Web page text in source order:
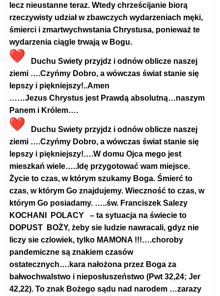
lecz nieustanne teraz. Wtedy chrześcijanie biorą
rzeczywisty udział w zbawczych wydarzeniach męki,
śmierci i zmartwychwstania Chrystusa, ponieważ te
wydarzenia ciągle trwają w Bogu.
Duchu Swiety przyjdz i odnów oblicze naszej
ziemi ….Czyńmy Dobro, a wówczas świat stanie się
lepszy i piękniejszy!..Amen
……Jezus Chrystus jest Prawdą absolutną…naszym
Panem i Królem….
Duchu Swiety przyjdz i odnów oblicze naszej
ziemi ….Czyńmy Dobro, a wówczas świat stanie się
lepszy i piękniejszy!….W domu Ojca mego jest
mieszkań wiele…..Idę przygotować wam miejsce.
Życie to czas, w którym szukamy Boga. Śmierć to
czas, w którym Go znajdujemy. Wieczność to czas, w
którym Go posiadamy. …..św. Franciszek Salezy
KOCHANI POLACY – ta sytuacja na świecie to
DOPUST BOŻY, żeby sie ludzie nawracali, gdyz nie
liczy sie czlowiek, tylko MAMONA !!!….choroby
pandemiczne są znakiem czasów
ostatecznych….kara nałożona przez Boga za
bałwochwalstwo i nieposłuszeństwo (Pwt 32,24; Jer
42,22). To znak Bożego sądu nad narodem …zarazy